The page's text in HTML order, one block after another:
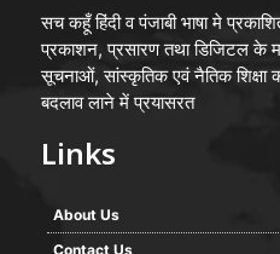
सच कहूँ हिंदी व पंजाबी भाषा मे
प्रकाशन, प्रसारण तथा डिजिटल के
सूचनाओं, सांस्कृतिक एवं नैतिक शिक्षा
बदलाव लाने में प्रयासरत
Links
About Us
Contact Us